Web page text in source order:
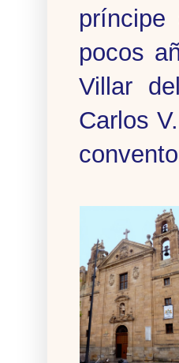
pocos
Villar
Carlos